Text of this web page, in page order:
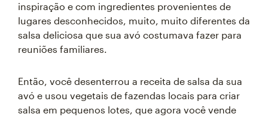
inspiração e com ingredientes provenientes de
lugares desconhecidos, muito, muito diferentes da
salsa deliciosa que sua avó costumava fazer para
reuniões familiares.
Então, você desenterrou a receita de salsa da sua
avó e usou vegetais de fazendas locais para criar
salsa em pequenos lotes, que agora você vende